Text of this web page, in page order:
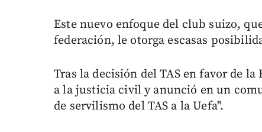
Este nuevo enfoque del club suizo,
federación, le otorga escasas
Tras la decisión del TAS en favor de
a la justicia civil y anunció en un
de servilismo del TAS a la Uefa".